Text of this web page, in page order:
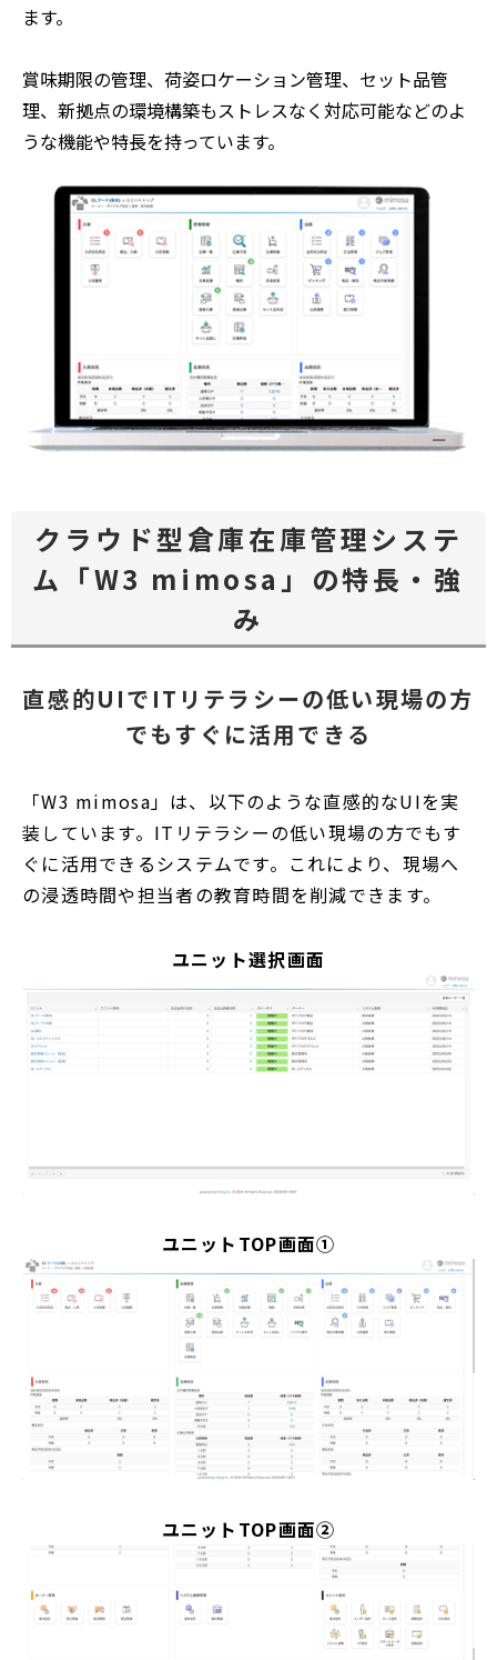
ます。
賞味期限の管理、荷姿ロケーション管理、セット品管
理、新拠点の環境構築もストレスなく対応可能などのよ
うな機能や特長を持っています。
クラウド型倉庫在庫管理システ
ム「W3 mimosa」の特長・強
み
直感的UIでITリテラシーの低い現場の方
でもすぐに活用できる
「W3 mimosa」は、以下のような直感的なUIを実
装しています。ITリテラシーの低い現場の方でもす
ぐに活用できるシステムです。これにより、現場へ
の浸透時間や担当者の教育時間を削減できます。
ユニット選択画面
ユニットTOP画面①
ユニットTOP画面②